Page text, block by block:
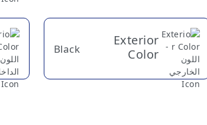
Exterior
Color
Black